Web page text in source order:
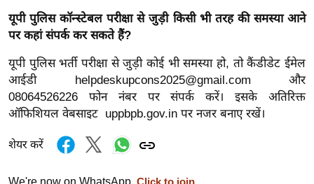
लॉ
जी
टी
/
फै
श
न
रे
यूपी पुलिस कॉन्स्टेबल परीक्षा से जुड़ी किसी भी तरह की समस्या आने
पर कहां संपर्क कर सकते हैं?
यूपी पुलिस भर्ती परीक्षा से जुड़ी कोई भी समस्या हो, तो कैंडीडेट ईमेल
आईडी
helpdeskupcons2025@gmail.com और
08064526226 फोन नंबर पर संपर्क करें। इसके अतिरिक्त
ऑफिशियल वेबसाइट uppbpb.gov.in पर नजर बनाए रखें।
शेयर करें